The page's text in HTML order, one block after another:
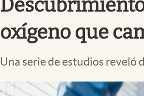
oxígeno que
Una serie de estudios reveló